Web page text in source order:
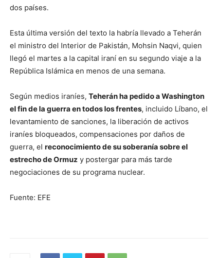
dos países.
Esta última versión del texto la habría llevado a Teherán
el ministro del Interior de Pakistán, Mohsin Naqvi, quien
llegó el martes a la capital iraní en su segundo viaje a la
República Islámica en menos de una semana.
Según medios iraníes, Teherán ha pedido a Washington
el fin de la guerra en todos los frentes, incluido Líbano, el
levantamiento de sanciones, la liberación de activos
iraníes bloqueados, compensaciones por daños de
guerra, el reconocimiento de su soberanía sobre el
estrecho de Ormuz y postergar para más tarde
negociaciones de su programa nuclear.
Fuente: EFE